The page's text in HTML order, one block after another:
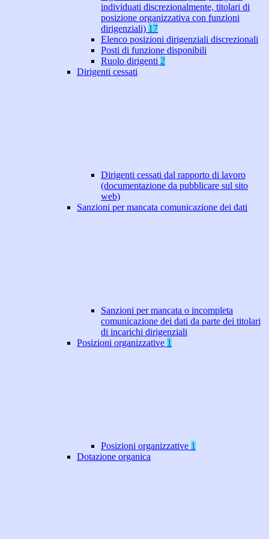
individuati discrezionalmente, titolari di
posizione organizzativa con funzioni
dirigenziali) 17
Elenco posizioni dirigenziali discrezionali
Posti di funzione disponibili
Ruolo dirigenti 2
Dirigenti cessati
Dirigenti cessati dal rapporto di lavoro
(documentazione da pubblicare sul sito
web)
Sanzioni per mancata comunicazione dei dati
Sanzioni per mancata o incompleta
comunicazione dei dati da parte dei titolari
di incarichi dirigenziali
Posizioni organizzative 1
Posizioni organizzative 1
Dotazione organica